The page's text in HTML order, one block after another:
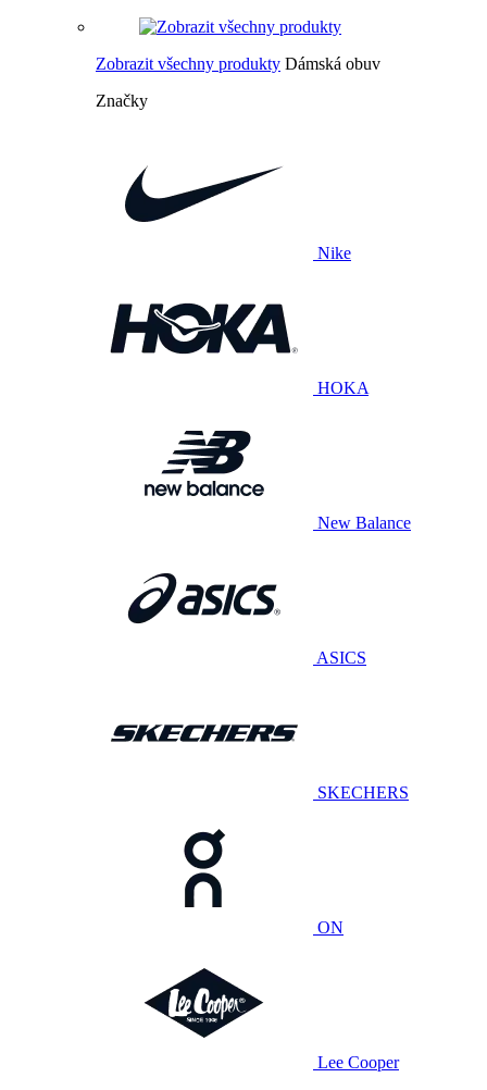
Zobrazit všechny produkty Dámská obuv
Značky
Nike
HOKA
New Balance
ASICS
SKECHERS
ON
Lee Cooper